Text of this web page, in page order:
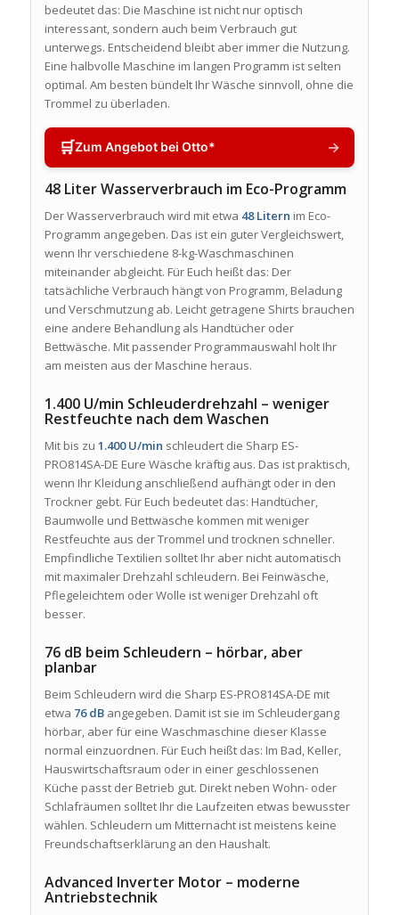
bedeutet das: Die Maschine ist nicht nur optisch
interessant, sondern auch beim Verbrauch gut
unterwegs. Entscheidend bleibt aber immer die Nutzung.
Eine halbvolle Maschine im langen Programm ist selten
optimal. Am besten bündelt Ihr Wäsche sinnvoll, ohne die
Trommel zu überladen.
🛒Zum Angebot bei Otto* →
48 Liter Wasserverbrauch im Eco-Programm
Der Wasserverbrauch wird mit etwa 48 Litern im Eco-
Programm angegeben. Das ist ein guter Vergleichswert,
wenn Ihr verschiedene 8-kg-Waschmaschinen
miteinander abgleicht. Für Euch heißt das: Der
tatsächliche Verbrauch hängt von Programm, Beladung
und Verschmutzung ab. Leicht getragene Shirts brauchen
eine andere Behandlung als Handtücher oder
Bettwäsche. Mit passender Programmauswahl holt Ihr
am meisten aus der Maschine heraus.
1.400 U/min Schleuderdrehzahl – weniger
Restfeuchte nach dem Waschen
Mit bis zu 1.400 U/min schleudert die Sharp ES-
PRO814SA-DE Eure Wäsche kräftig aus. Das ist praktisch,
wenn Ihr Kleidung anschließend aufhängt oder in den
Trockner gebt. Für Euch bedeutet das: Handtücher,
Baumwolle und Bettwäsche kommen mit weniger
Restfeuchte aus der Trommel und trocknen schneller.
Empfindliche Textilien solltet Ihr aber nicht automatisch
mit maximaler Drehzahl schleudern. Bei Feinwäsche,
Pflegeleichtem oder Wolle ist weniger Drehzahl oft
besser.
76 dB beim Schleudern – hörbar, aber
planbar
Beim Schleudern wird die Sharp ES-PRO814SA-DE mit
etwa 76 dBangegeben. Damit ist sie im Schleudergang
hörbar, aber für eine Waschmaschine dieser Klasse
normal einzuordnen. Für Euch heißt das: Im Bad, Keller,
Hauswirtschaftsraum oder in einer geschlossenen
Küche passt der Betrieb gut. Direkt neben Wohn- oder
Schlafräumen solltet Ihr die Laufzeiten etwas bewusster
wählen. Schleudern um Mitternacht ist meistens keine
Freundschaftserklärung an den Haushalt.
Advanced Inverter Motor – moderne
Antriebstechnik